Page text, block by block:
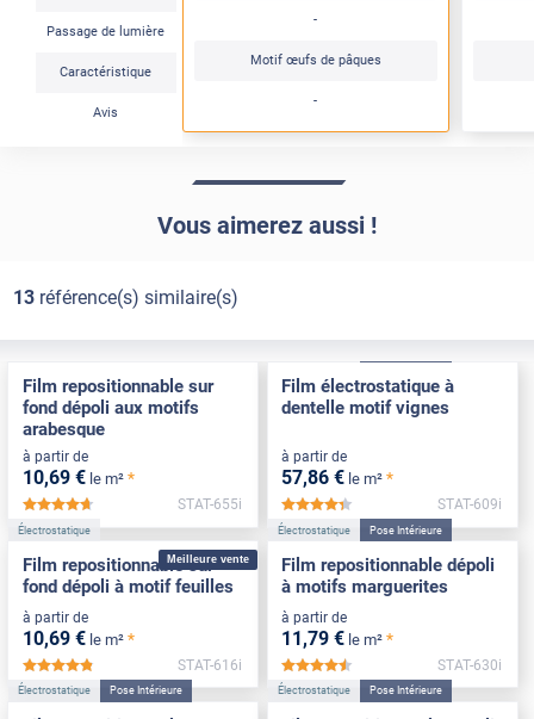
Passage de lumière
Caractéristique
Avis
-
Motif œufs de pâques
-
Vous aimerez aussi !
13référence(s) similaire(s)
Film repositionnable sur
fond dépoli aux motifs
arabesque
à partir de
10,69 € le m² *
*****
STAT-655i
Film électrostatique à
dentelle motif vignes
à partir de
57,86 € le m² *
*****
STAT-609i
Meilleure vente
Électrostatique
Film repositionnable sur
fond dépoli à motif feuilles
à partir de
10,69 € le m² *
*****
STAT-616i
Électrostatique Pose Intérieure
Film repositionnable dépoli
à motifs marguerites
à partir de
11,79 € le m² *
*****
STAT-630i
Électrostatique Pose Intérieure Électrostatique Pose Intérieure